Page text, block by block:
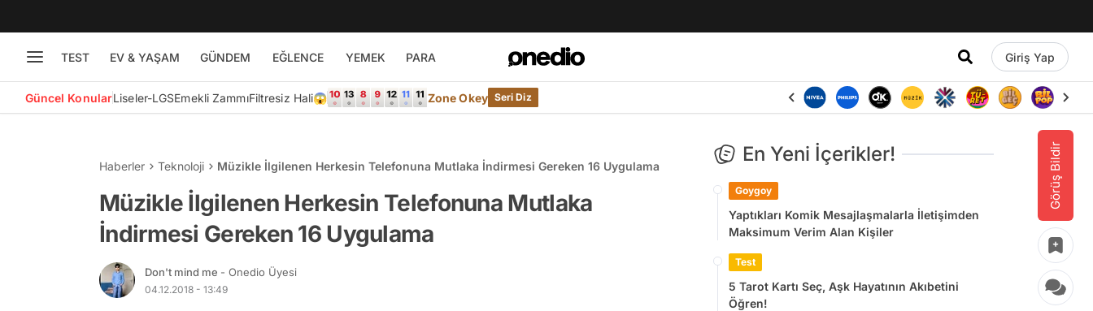
TEST EV & YAŞAM GÜNDEM EĞLENCE YEMEK PARA Giriş Yap
Güncel KonularLiseler-LGSEmekli ZammıFiltresiz Hali😱 Zone Okey Seri Diz
Görüş Bildir
Haberler Teknoloji Müzikle İlgilenen Herkesin Telefonuna Mutlaka İndirmesi Gereken 16 Uygulama
Müzikle İlgilenen Herkesin Telefonuna Mutlaka
İndirmesi Gereken 16 Uygulama
Don't mind me - Onedio Üyesi
04.12.2018 - 13:49
En Yeni İçerikler!
Goygoy
Yaptıkları Komik Mesajlaşmalarla İletişimden
Maksimum Verim Alan Kişiler
Test
5 Tarot Kartı Seç, Aşk Hayatının Akıbetini
Öğren!